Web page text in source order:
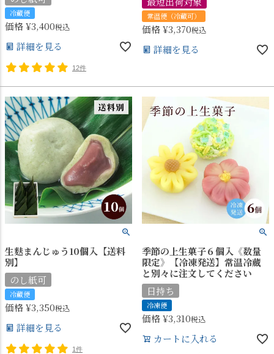
冷蔵便
価格¥3,400税込
詳細を見る
12件
常温便（冷蔵可）
価格¥3,370税込
詳細を見る
生麩まんじゅう10個入【送料
別】
のし紙可
冷蔵便
価格¥3,350税込
詳細を見る
1件
季節の上生菓子６個入《数量
限定》【冷凍発送】常温冷蔵
と別々に注文してください
日持ち
冷凍便
価格¥3,310税込
カートに入れる